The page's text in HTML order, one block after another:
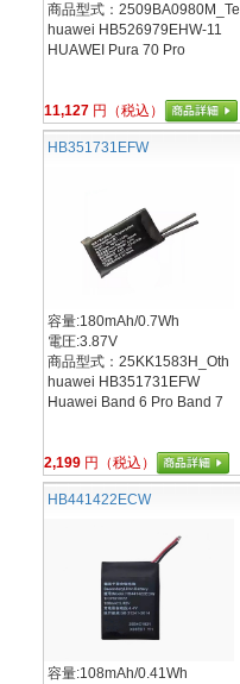
商品型式：2509BA0980M_Te
huawei HB526979EHW-11
HUAWEI Pura 70 Pro
11,127 円（税込）
HB351731EFW
容量:180mAh/0.7Wh
電圧:3.87V
商品型式：25KK1583H_Oth
huawei HB351731EFW
Huawei Band 6 Pro Band 7
2,199 円（税込）
HB441422ECW
容量:108mAh/0.41Wh